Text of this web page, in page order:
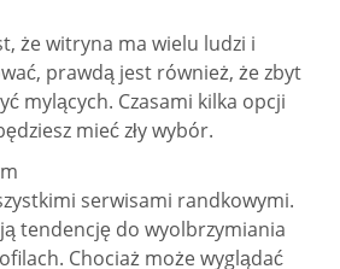
że witryna ma wielu ludzi i
prawdą jest również, że zbyt
mylących. Czasami kilka opcji
mieć zły wybór.
serwisami randkowymi.
tendencję do wyolbrzymiania
Chociaż może wyglądać